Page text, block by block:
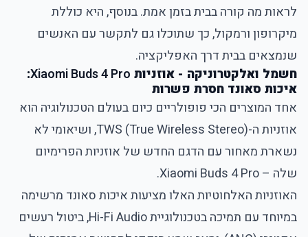
לראות מה קורה בבית בזמן אמת. בנוסף, היא כוללת
מיקרופון ורמקול, כך שתוכלו גם לתקשר עם האנשים
שנמצאים בבית דרך האפליקציה.
חשמל ואלקטרוניקה - אוזניות Xiaomi Buds 4 Pro
:
איכות סאונד חסרת פשרות
אחד המוצרים הכי פופולריים כיום בעולם הטכנולוגיה הוא
אוזניות ה-TWS (True Wireless Stereo), ושיאומי לא
נשארת מאחור עם הדגם החדש של אוזניות הפרימיום
שלה – Xiaomi Buds 4 Pro.
האוזניות האלחוטיות האלו מציעות איכות סאונד מרשימה
במיוחד עם תמיכה בטכנולוגיית Hi-Fi Audio, ביטול רעשים